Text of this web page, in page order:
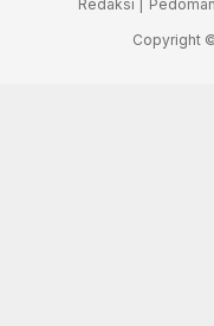
Redaksi |
Copyright